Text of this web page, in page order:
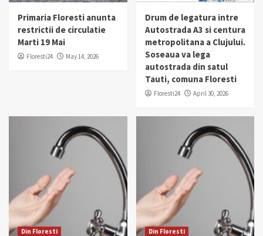
Primaria Floresti anunta
restrictii de circulatie
Marti 19 Mai
Floresti24 May 14, 2026
Drum de legatura intre
Autostrada A3 si centura
metropolitana a Clujului.
Soseaua va lega
autostrada din satul
Tauti, comuna Floresti
Floresti24 April 30, 2026
Din Floresti Din Floresti